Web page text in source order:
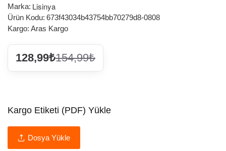
Marka: Lisinya
Ürün Kodu: 673f43034b43754bb70279d8-0808
Kargo: Aras Kargo
128,99₺154,99₺
Kargo Etiketi (PDF) Yükle
Dosya Yükle